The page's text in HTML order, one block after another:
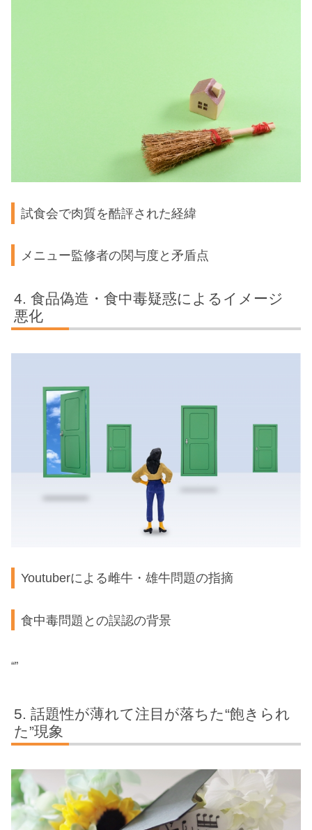
試食会で肉質を酷評された経緯
メニュー監修者の関与度と矛盾点
食品偽造・食中毒疑惑によるイメージ
悪化
Youtuberによる雌牛・雄牛問題の指摘
食中毒問題との誤認の背景
“”
話題性が薄れて注目が落ちた“飽きられ
た”現象